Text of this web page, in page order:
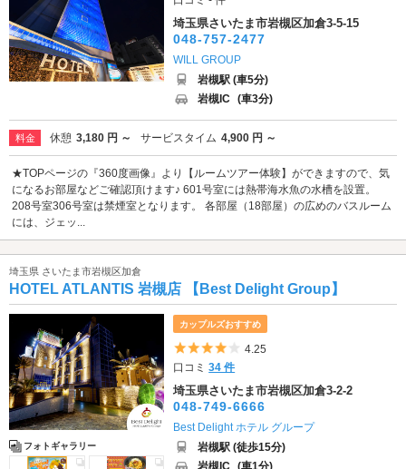
埼玉県さいたま市岩槻区加倉3-5-15
048-757-2477
WILL GROUP
岩槻駅 (車5分)
岩槻IC (車3分)
料金 休憩 3,180 円 ～ サービスタイム 4,900 円 ～
★TOPページの『360度画像』より【ルームツアー体験】ができますので、気
になるお部屋などご確認頂けます♪ 601号室には熱帯海水魚の水槽を設置。
208号室306号室は禁煙室となります。 各部屋（18部屋）の広めのバスルーム
には、ジェッ...
埼玉県 さいたま市岩槻区加倉
HOTEL ATLANTIS 岩槻店 【Best Delight Group】
フォトギャラリー
カップルズおすすめ
5つ星のうち4
4.25
口コミ34 件
埼玉県さいたま市岩槻区加倉3-2-2
048-749-6666
Best Delight ホテル グループ
岩槻駅 (徒歩15分)
岩槻IC (車1分)